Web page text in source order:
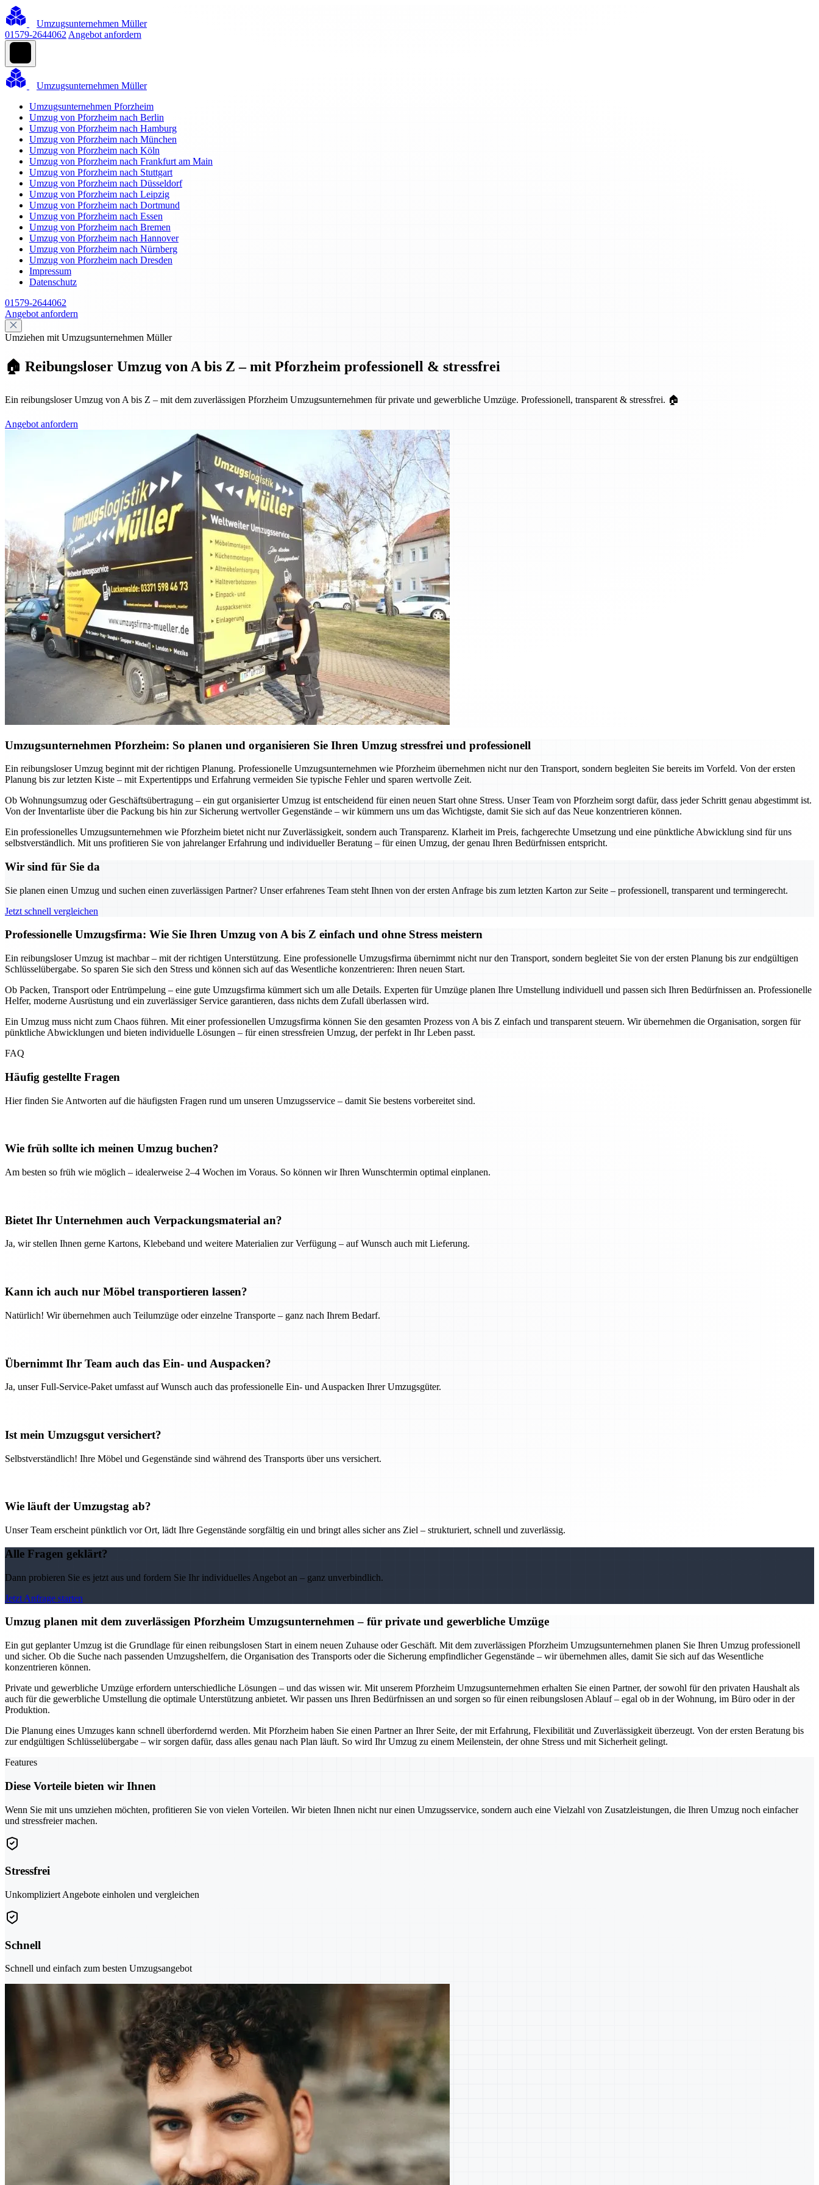
Umzugsunternehmen Müller
01579-2644062 Angebot anfordern
Umzugsunternehmen Müller
Umzugsunternehmen Pforzheim
Umzug von Pforzheim nach Berlin
Umzug von Pforzheim nach Hamburg
Umzug von Pforzheim nach München
Umzug von Pforzheim nach Köln
Umzug von Pforzheim nach Frankfurt am Main
Umzug von Pforzheim nach Stuttgart
Umzug von Pforzheim nach Düsseldorf
Umzug von Pforzheim nach Leipzig
Umzug von Pforzheim nach Dortmund
Umzug von Pforzheim nach Essen
Umzug von Pforzheim nach Bremen
Umzug von Pforzheim nach Hannover
Umzug von Pforzheim nach Nürnberg
Umzug von Pforzheim nach Dresden
Impressum
Datenschutz
01579-2644062
Angebot anfordern
Umziehen mit Umzugsunternehmen Müller
🏠 Reibungsloser Umzug von A bis Z – mit Pforzheim professionell & stressfrei
Ein reibungsloser Umzug von A bis Z – mit dem zuverlässigen Pforzheim Umzugsunternehmen für private und gewerbliche Umzüge. Professionell, transparent & stressfrei. 🏠
Angebot anfordern
Umzugsunternehmen Pforzheim: So planen und organisieren Sie Ihren Umzug stressfrei und professionell
Ein reibungsloser Umzug beginnt mit der richtigen Planung. Professionelle Umzugsunternehmen wie Pforzheim übernehmen nicht nur den Transport, sondern begleiten Sie bereits im Vorfeld. Von der ersten
Planung bis zur letzten Kiste – mit Expertentipps und Erfahrung vermeiden Sie typische Fehler und sparen wertvolle Zeit.
Ob Wohnungsumzug oder Geschäftsübertragung – ein gut organisierter Umzug ist entscheidend für einen neuen Start ohne Stress. Unser Team von Pforzheim sorgt dafür, dass jeder Schritt genau abgestimmt ist.
Von der Inventarliste über die Packung bis hin zur Sicherung wertvoller Gegenstände – wir kümmern uns um das Wichtigste, damit Sie sich auf das Neue konzentrieren können.
Ein professionelles Umzugsunternehmen wie Pforzheim bietet nicht nur Zuverlässigkeit, sondern auch Transparenz. Klarheit im Preis, fachgerechte Umsetzung und eine pünktliche Abwicklung sind für uns
selbstverständlich. Mit uns profitieren Sie von jahrelanger Erfahrung und individueller Beratung – für einen Umzug, der genau Ihren Bedürfnissen entspricht.
Wir sind für Sie da
Sie planen einen Umzug und suchen einen zuverlässigen Partner? Unser erfahrenes Team steht Ihnen von der ersten Anfrage bis zum letzten Karton zur Seite – professionell, transparent und termingerecht.
Jetzt schnell vergleichen
Professionelle Umzugsfirma: Wie Sie Ihren Umzug von A bis Z einfach und ohne Stress meistern
Ein reibungsloser Umzug ist machbar – mit der richtigen Unterstützung. Eine professionelle Umzugsfirma übernimmt nicht nur den Transport, sondern begleitet Sie von der ersten Planung bis zur endgültigen
Schlüsselübergabe. So sparen Sie sich den Stress und können sich auf das Wesentliche konzentrieren: Ihren neuen Start.
Ob Packen, Transport oder Entrümpelung – eine gute Umzugsfirma kümmert sich um alle Details. Experten für Umzüge planen Ihre Umstellung individuell und passen sich Ihren Bedürfnissen an. Professionelle
Helfer, moderne Ausrüstung und ein zuverlässiger Service garantieren, dass nichts dem Zufall überlassen wird.
Ein Umzug muss nicht zum Chaos führen. Mit einer professionellen Umzugsfirma können Sie den gesamten Prozess von A bis Z einfach und transparent steuern. Wir übernehmen die Organisation, sorgen für
pünktliche Abwicklungen und bieten individuelle Lösungen – für einen stressfreien Umzug, der perfekt in Ihr Leben passt.
FAQ
Häufig gestellte Fragen
Hier finden Sie Antworten auf die häufigsten Fragen rund um unseren Umzugsservice – damit Sie bestens vorbereitet sind.
Wie früh sollte ich meinen Umzug buchen?
Am besten so früh wie möglich – idealerweise 2–4 Wochen im Voraus. So können wir Ihren Wunschtermin optimal einplanen.
Bietet Ihr Unternehmen auch Verpackungsmaterial an?
Ja, wir stellen Ihnen gerne Kartons, Klebeband und weitere Materialien zur Verfügung – auf Wunsch auch mit Lieferung.
Kann ich auch nur Möbel transportieren lassen?
Natürlich! Wir übernehmen auch Teilumzüge oder einzelne Transporte – ganz nach Ihrem Bedarf.
Übernimmt Ihr Team auch das Ein- und Auspacken?
Ja, unser Full-Service-Paket umfasst auf Wunsch auch das professionelle Ein- und Auspacken Ihrer Umzugsgüter.
Ist mein Umzugsgut versichert?
Selbstverständlich! Ihre Möbel und Gegenstände sind während des Transports über uns versichert.
Wie läuft der Umzugstag ab?
Unser Team erscheint pünktlich vor Ort, lädt Ihre Gegenstände sorgfältig ein und bringt alles sicher ans Ziel – strukturiert, schnell und zuverlässig.
Alle Fragen geklärt?
Dann probieren Sie es jetzt aus und fordern Sie Ihr individuelles Angebot an – ganz unverbindlich.
Jetzt Anfrage starten
Umzug planen mit dem zuverlässigen Pforzheim Umzugsunternehmen – für private und gewerbliche Umzüge
Ein gut geplanter Umzug ist die Grundlage für einen reibungslosen Start in einem neuen Zuhause oder Geschäft. Mit dem zuverlässigen Pforzheim Umzugsunternehmen planen Sie Ihren Umzug professionell
und sicher. Ob die Suche nach passenden Umzugshelfern, die Organisation des Transports oder die Sicherung empfindlicher Gegenstände – wir übernehmen alles, damit Sie sich auf das Wesentliche
konzentrieren können.
Private und gewerbliche Umzüge erfordern unterschiedliche Lösungen – und das wissen wir. Mit unserem Pforzheim Umzugsunternehmen erhalten Sie einen Partner, der sowohl für den privaten Haushalt als
auch für die gewerbliche Umstellung die optimale Unterstützung anbietet. Wir passen uns Ihren Bedürfnissen an und sorgen so für einen reibungslosen Ablauf – egal ob in der Wohnung, im Büro oder in der
Produktion.
Die Planung eines Umzuges kann schnell überfordernd werden. Mit Pforzheim haben Sie einen Partner an Ihrer Seite, der mit Erfahrung, Flexibilität und Zuverlässigkeit überzeugt. Von der ersten Beratung bis
zur endgültigen Schlüsselübergabe – wir sorgen dafür, dass alles genau nach Plan läuft. So wird Ihr Umzug zu einem Meilenstein, der ohne Stress und mit Sicherheit gelingt.
Features
Diese Vorteile bieten wir Ihnen
Wenn Sie mit uns umziehen möchten, profitieren Sie von vielen Vorteilen. Wir bieten Ihnen nicht nur einen Umzugsservice, sondern auch eine Vielzahl von Zusatzleistungen, die Ihren Umzug noch einfacher
und stressfreier machen.
Stressfrei
Unkompliziert Angebote einholen und vergleichen
Schnell
Schnell und einfach zum besten Umzugsangebot